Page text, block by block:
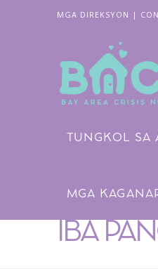
MGA DIREKSYON |
TUNGKOL SA
MGA
IBA